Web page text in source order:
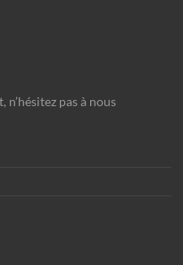
pas à nous